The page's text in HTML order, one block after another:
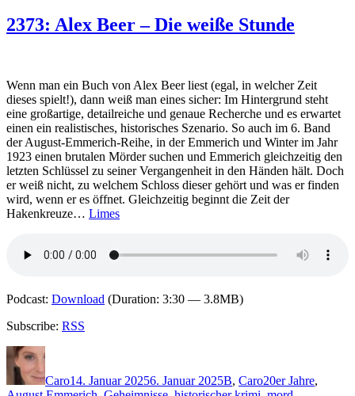
Melanie
Metzenthin
2373: Alex Beer – Die weiße Stunde
Wenn man ein Buch von Alex Beer liest (egal, in welcher Zeit
dieses spielt!), dann weiß man eines sicher: Im Hintergrund steht
eine großartige, detailreiche und genaue Recherche und es erwartet
einen ein realistisches, historisches Szenario. So auch im 6. Band
der August-Emmerich-Reihe, in der Emmerich und Winter im Jahr
1923 einen brutalen Mörder suchen und Emmerich gleichzeitig den
letzten Schlüssel zu seiner Vergangenheit in den Händen hält. Doch
er weiß nicht, zu welchem Schloss dieser gehört und was er finden
wird, wenn er es öffnet. Gleichzeitig beginnt die Zeit der
Hakenkreuze… Limes
Podcast: Download (Duration: 3:30 — 3.8MB)
Subscribe: RSS
Autor
Caro14. Januar 20256. Januar 2025B, Caro20er Jahre,